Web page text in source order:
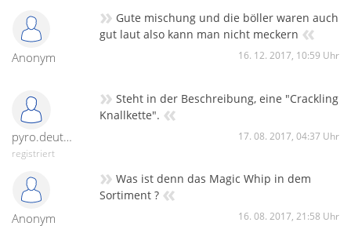
Anonym
» Gute mischung und die böller waren auch
gut laut also kann man nicht meckern «
16. 12. 2017, 10:59 Uhr
pyro.deutschland
registriert
» Steht in der Beschreibung, eine "Crackling
Knallkette". «
17. 08. 2017, 04:37 Uhr
Anonym
» Was ist denn das Magic Whip in dem
Sortiment ? «
16. 08. 2017, 21:58 Uhr